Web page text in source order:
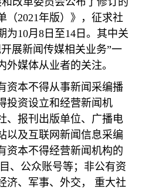
（2021年版）》，征求社
为10月 8 日至14 日。其中关
展新闻传媒相关业务”一
媒体从业者的关注。
资本不得从事新闻采编播
投资设立和经营新闻机
、报刊出版单位、广播电
以及互联网新闻信息采编
资本不得经营新闻机构的
、公众账号等；非公有资
济、军事、外交， 重大社